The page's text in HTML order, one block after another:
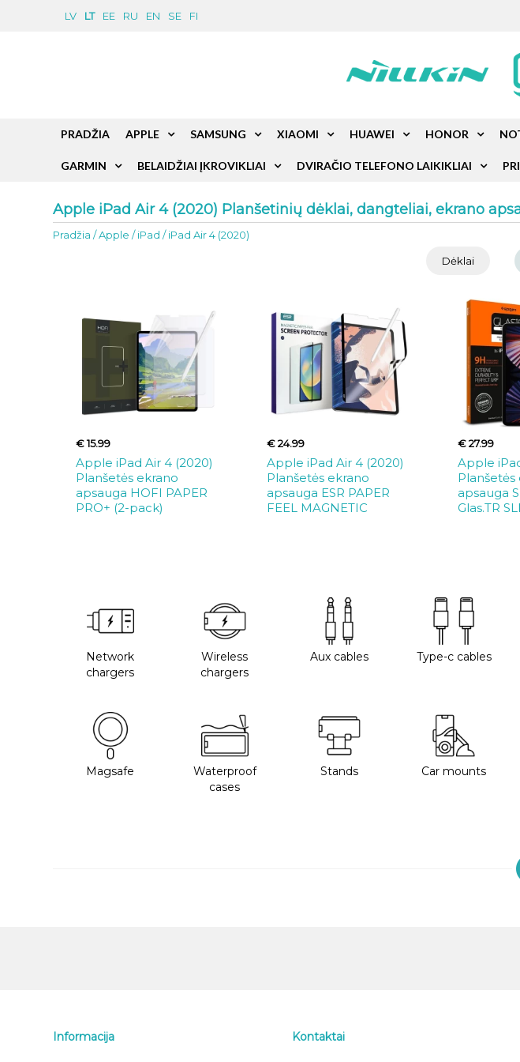
LV LT EE RU EN SE FI
Apple iPad Air 4 (2020) Planšetinių dėklai, dangteliai, ekrano
Pradžia /Apple /iPad /iPad Air 4 (2020)
Dėklai
€ 15.99
Apple iPad Air 4 (2020)
Planšetės ekrano
apsauga HOFI PAPER
PRO+ (2-pack)
€ 24.99
Apple iPad Air 4 (2020)
Planšetės ekrano
apsauga ESR PAPER
FEEL MAGNETIC
€ 27.99
Apple
Planšetės
apsauga
Glas.TR
Network
chargers
Wireless
chargers
Aux cables Type-c cables
Magsafe
Waterproof
cases
Stands Car mounts
PRADŽIA APPLE SAMSUNG XIAOMI HUAWEI HONOR
GARMIN BELAIDŽIAI ĮKROVIKLIAI DVIRAČIO TELEFONO LAIKIKLIAI
Informacija Kontaktai